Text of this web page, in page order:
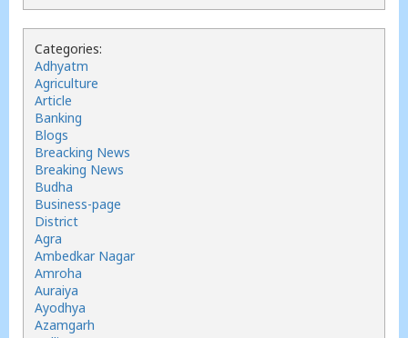
Categories:
Adhyatm
Agriculture
Article
Banking
Blogs
Breacking News
Breaking News
Budha
Business-page
District
Agra
Ambedkar Nagar
Amroha
Auraiya
Ayodhya
Azamgarh